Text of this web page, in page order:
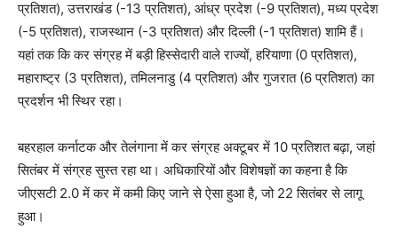
प्रतिशत), उत्तराखंड (-13 प्रतिशत), आंध्र प्रदेश (-9 प्रतिशत), मध्य प्रदेश
(-5 प्रतिशत), राजस्थान (-3 प्रतिशत) और दिल्ली (-1 प्रतिशत) शामि हैं।
यहां तक कि कर संग्रह में बड़ी हिस्सेदारी वाले राज्यों, हरियाणा (0 प्रतिशत),
महाराष्ट्र (3 प्रतिशत), तमिलनाडु (4 प्रतिशत) और गुजरात (6 प्रतिशत) का
प्रदर्शन भी स्थिर रहा।
बहरहाल कर्नाटक और तेलंगाना में कर संग्रह अक्टूबर में 10 प्रतिशत बढ़ा, जहां
सितंबर में संग्रह सुस्त रहा था। अधिकारियों और विशेषज्ञों का कहना है कि
जीएसटी 2.0 में कर में कमी किए जाने से ऐसा हुआ है, जो 22 सितंबर से लागू
हुआ।